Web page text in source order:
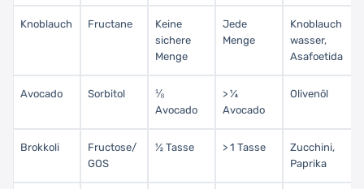
Knoblauch Fructane
Keine
sichere
Menge
Jede
Menge
Knoblauch
wasser,
Asafoetida
Avocado Sorbitol
⅛
Avocado
> ¼
Avocado
Olivenöl
Brokkoli
Fructose/
GOS
½ Tasse > 1 Tasse
Zucchini,
Paprika